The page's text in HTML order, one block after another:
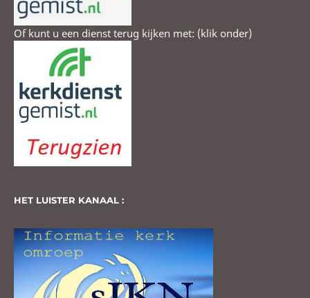
Of kunt u een dienst terug kijken met: (klik onder)
HET LUISTER KANAAL :